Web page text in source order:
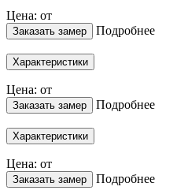
Цена: от
Заказать замер Подробнее
Характеристики
Цена: от
Заказать замер Подробнее
Характеристики
Цена: от
Заказать замер Подробнее